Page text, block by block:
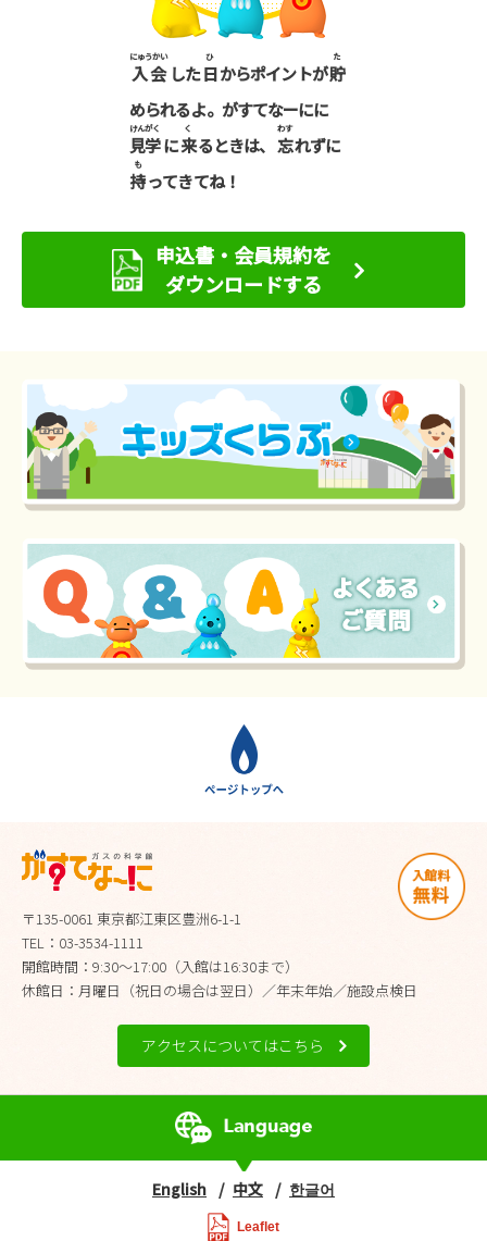
入会
にゅうかい
した日
ひ
からポイントが貯
た
められるよ。がすてなーにに
見学
けんがく
に来
く
るときは、 忘
わす
れずに
持
も
ってきてね！
申込書・会員規約を
ダウンロードする
〒135-0061 東京都江東区豊洲6-1-1
TEL：03-3534-1111
開館時間：9:30～17:00（入館は16:30まで）
休館日：月曜日（祝日の場合は翌日）／年末年始／施設点検日
アクセスについてはこちら
English 中文 한글어
Leaflet